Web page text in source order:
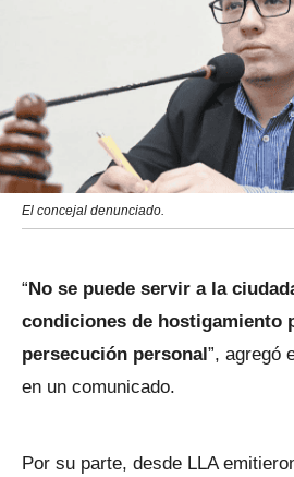
El concejal denunciado.
“No se puede servir a la
condiciones de hostigamiento
persecución personal”, agregó
en un comunicado.
Por su parte, desde LLA